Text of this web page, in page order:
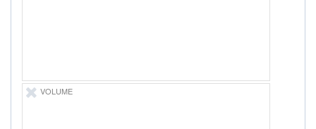
Non éligible
Boursobank
VOLUME